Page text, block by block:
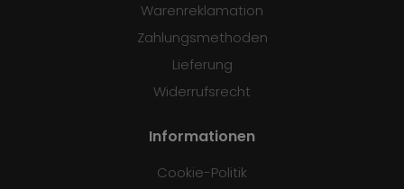
Warenreklamation
Zahlungsmethoden
Lieferung
Widerrufsrecht
Informationen
Cookie-Politik